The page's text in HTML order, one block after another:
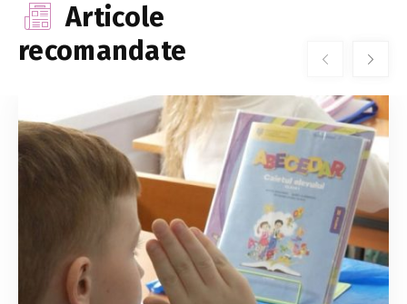
Articole
recomandate